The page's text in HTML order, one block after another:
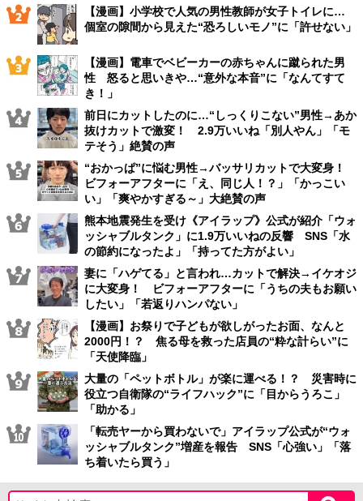
【漫画】小学校で人気の男性教師が女子トイレに…
個室の隙間から見えた“恐ろしいモノ”に「許せない」
【漫画】電車でベビーカーの赤ちゃんに蹴られた男
性 怒ると思いきや…“意外な本音”に「なんてすて
き！」
前日にカットしたのに…“しっくりこない”男性→あか
抜けカットで激変！ 2.9万いいね「別人やん」「モ
テそう」絶賛の声
“おかっぱ”に悩む男性→バッサリカットで大変身！
ビフォーアフターに「え、同じ人！？」「かっこい
い」「爽やかすぎる～」大絶賛の声
熊本地震発生を受け《アイラップ》公式が紹介「ウォ
ッシャブルタンク」に1.9万いいねの反響 SNS「水
の節約になったよ」「持ってた方がよい」
妻に「ハゲてる」と言われ…カットで解決→イケオジ
に大変身！ ビフォーアフターに「うちの夫もお願い
したい」「若返りハンパない」
【漫画】お祭りで子どもが欲しがったお面、なんと
2000円！？ 焦る母を救った店員の“粋な計らい”に
「天使降臨」
大量の「ペットボトル」が楽に運べる！？ 災害時に
役立つ自衛隊の“ライフハック”に「目からうろこ」
「助かる」
「転売ヤーから買わないで」アイラップ公式が“ウォ
ッシャブルタンク”増産を報告 SNS「心強い」「落
ち着いたら買う」